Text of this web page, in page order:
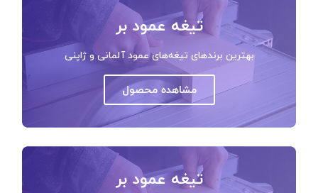
تیغه عمود بر
بهترین برندهای تیغه‌های عمود آلمانی و ژاپنی
مشاهده محصول
تیغه عمود بر